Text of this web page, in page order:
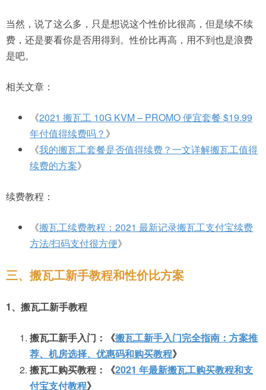
当然，说了这么多，只是想说这个性价比很高，但是续不续
费，还是要看你是否用得到。性价比再高，用不到也是浪费
是吧。
相关文章：
《2021 搬瓦工 10G KVM – PROMO 便宜套餐 $19.99
年付值得续费吗？ 》
《我的搬瓦工套餐是否值得续费？一文详解搬瓦工值得
续费的方案》
续费教程：
《搬瓦工续费教程：2021 最新记录搬瓦工支付宝续费
方法/扫码支付很方便》
三、搬瓦工新手教程和性价比方案
1、搬瓦工新手教程
搬瓦工新手入门：《搬瓦工新手入门完全指南：方案推
荐、机房选择、优惠码和购买教程》
搬瓦工购买教程：《2021 年最新搬瓦工购买教程和支
付宝支付教程》